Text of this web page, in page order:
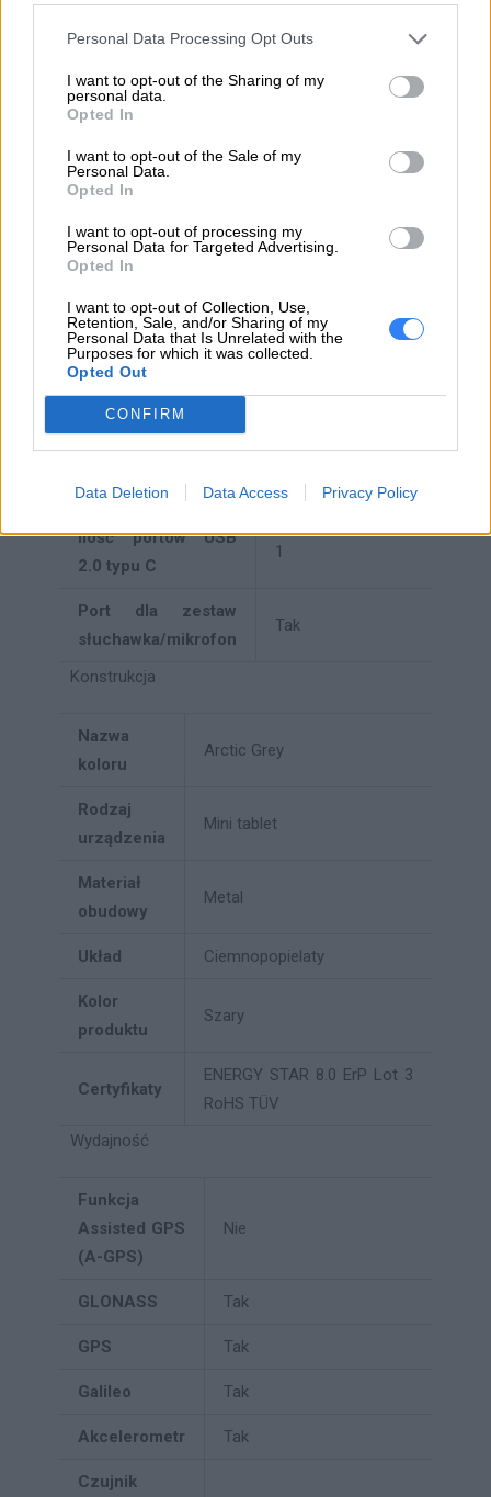
Personal Data Processing Opt Outs
I want to opt-out of the Sharing of my
personal data.
Opted In
I want to opt-out of the Sale of my
Personal Data.
Opted In
I want to opt-out of processing my
Personal Data for Targeted Advertising.
Opted In
I want to opt-out of Collection, Use,
Retention, Sale, and/or Sharing of my
Personal Data that Is Unrelated with the
Purposes for which it was collected.
Opted Out
CONFIRM
Data Deletion Data Access Privacy Policy
Nie
Bluetooth
Wersja
Bluetooth
5.1
standard
Wi-Fi
Wi-Fi 5 (802.11ac)
Standardy
Wi- Fi
Wi-Fi 5 (802.11ac)
NFC Nie
WWAN
Niezainstalowany
Ilość portów USB
2.0 typu C
1
Port dla zestaw
słuchawka/mikrofon
Tak
Konstrukcja
Nazwa
koloru
Arctic Grey
Rodzaj
urządzenia
Mini tablet
Materiał
obudowy
Metal
Układ Ciemnopopielaty
Kolor
produktu
Szary
Certyfikaty
ENERGY STAR 8.0 ErP Lot 3
RoHS TÜV
Wydajność
Funkcja
Assisted GPS
(A-GPS)
Nie
GLONASS Tak
GPS Tak
Galileo Tak
Akcelerometr Tak
Czujnik